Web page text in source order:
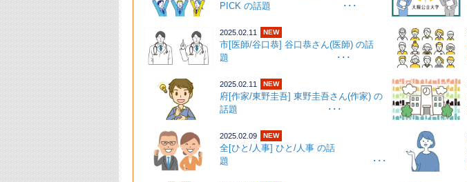
PICK の話題 ･･･
2025.02.11 NEW
市[医師/谷口恭] 谷口恭さん(医師) の話
題 ･･･
2025.02.11 NEW
府[作家/東野圭吾] 東野圭吾さん(作家) の
話題 ･･･
2025.02.09 NEW
全[ひと/人事] ひと/人事 の話
題 ･･･